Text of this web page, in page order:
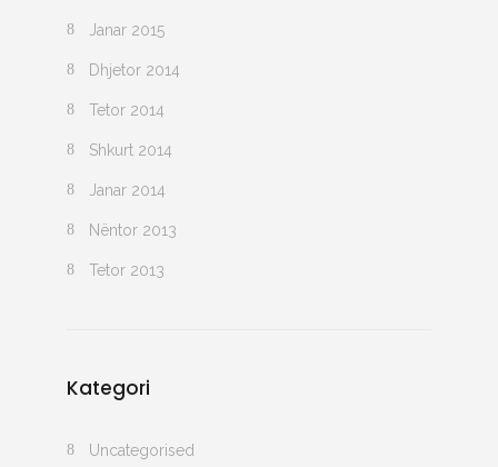
Janar 2015
Dhjetor 2014
Tetor 2014
Shkurt 2014
Janar 2014
Nëntor 2013
Tetor 2013
Kategori
Uncategorised